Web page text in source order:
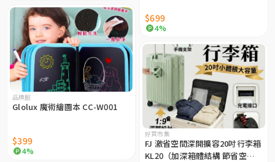
$699
4%
品牌館
Glolux 魔術繪圖本 CC-W001
$399
4%
好買市集
FJ 激省空間深開擴容20吋行李箱
KL20（加深箱體結構 節省空